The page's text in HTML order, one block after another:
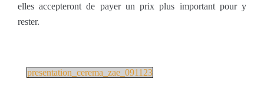
elles accepteront de payer un prix plus important pour y
rester.
presentation_cerema_zae_091123